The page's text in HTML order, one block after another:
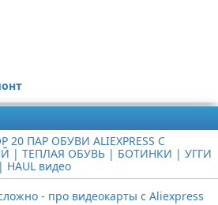
20 ПАР ОБУВИ ALIEXPRESS С
| ТЕПЛАЯ ОБУВЬ | БОТИНКИ | УГГИ
видео
- про видеокарты с Aliexpress